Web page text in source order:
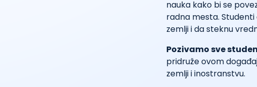
nauka kako bi se
radna mesta.
zemlji i da steknu
Pozivamo sve
pridruže ovom
zemlji i inostranstvu.